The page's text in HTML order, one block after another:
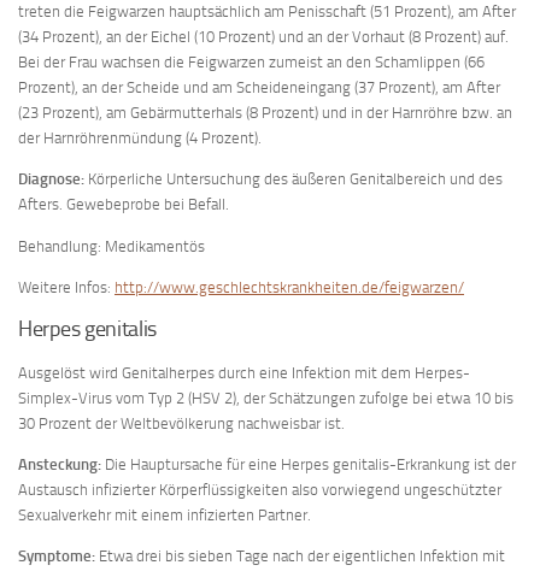
treten die Feigwarzen hauptsächlich am Penisschaft (51 Prozent), am After
(34 Prozent), an der Eichel (10 Prozent) und an der Vorhaut (8 Prozent) auf.
Bei der Frau wachsen die Feigwarzen zumeist an den Schamlippen (66
Prozent), an der Scheide und am Scheideneingang (37 Prozent), am After
(23 Prozent), am Gebärmutterhals (8 Prozent) und in der Harnröhre bzw. an
der Harnröhrenmündung (4 Prozent).
Diagnose: Körperliche Untersuchung des äußeren Genitalbereich und des
Afters. Gewebeprobe bei Befall.
Behandlung: Medikamentös
Weitere Infos: http://www.geschlechtskrankheiten.de/feigwarzen/
Herpes genitalis
Ausgelöst wird Genitalherpes durch eine Infektion mit dem Herpes-
Simplex-Virus vom Typ 2 (HSV 2), der Schätzungen zufolge bei etwa 10 bis
30 Prozent der Weltbevölkerung nachweisbar ist.
Ansteckung: Die Hauptursache für eine Herpes genitalis-Erkrankung ist der
Austausch infizierter Körperflüssigkeiten also vorwiegend ungeschützter
Sexualverkehr mit einem infizierten Partner.
Symptome: Etwa drei bis sieben Tage nach der eigentlichen Infektion mit